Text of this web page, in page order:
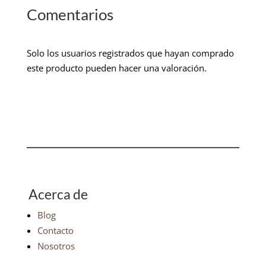
Comentarios
Solo los usuarios registrados que hayan comprado
este producto pueden hacer una valoración.
Acerca de
Blog
Contacto
Nosotros